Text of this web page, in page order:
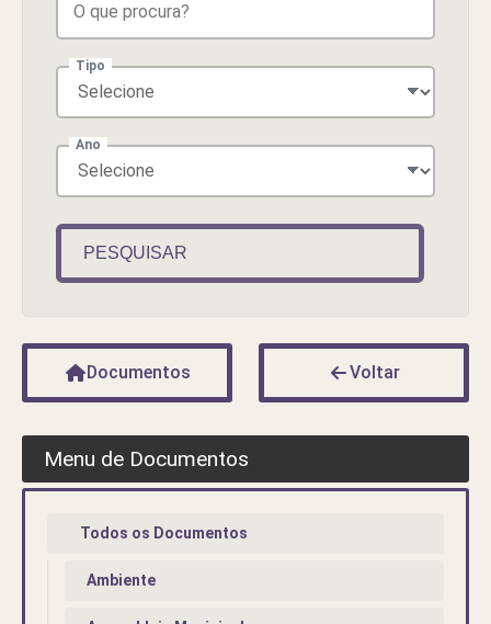
Tipo
Ano
PESQUISAR
Documentos Voltar
Menu de Documentos
Todos os Documentos
Ambiente